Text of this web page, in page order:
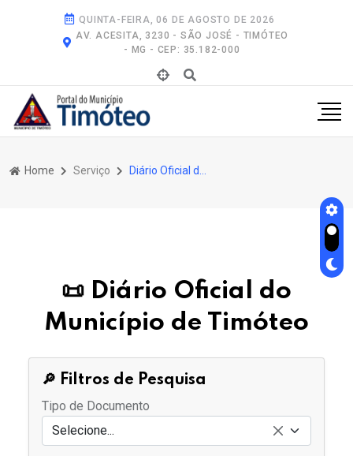
QUINTA-FEIRA, 06 DE AGOSTO DE 2026
AV. ACESITA, 3230 - SÃO JOSÉ - TIMÓTEO
- MG - CEP: 35.182-000
Home Serviço
📜 Diário Oficial do
Município de Timóteo
🔎 Filtros de Pesquisa
Tipo de Documento
Selecione...